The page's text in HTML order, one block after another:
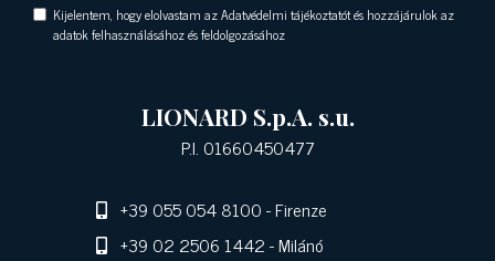
Kijelentem, hogy elolvastam az Adatvédelmi tájékoztatót és hozzájárulok az
adatok felhasználásához és feldolgozásához
LIONARD S.p.A. s.u.
P.I. 01660450477
+39 055 054 8100- Firenze
+39 02 2506 1442- Milánó